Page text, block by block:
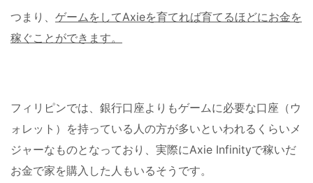
つまり、 ゲームをしてAxieを育てれば育てるほどにお金を
稼ぐことができます。
フィリピンでは、銀行口座よりもゲームに必要な口座（ウ
ォレット）を持っている人の方が多いといわれるくらいメ
ジャーなものとなっており、実際にAxie Infinityで稼いだ
お金で家を購入した人もいるそうです。